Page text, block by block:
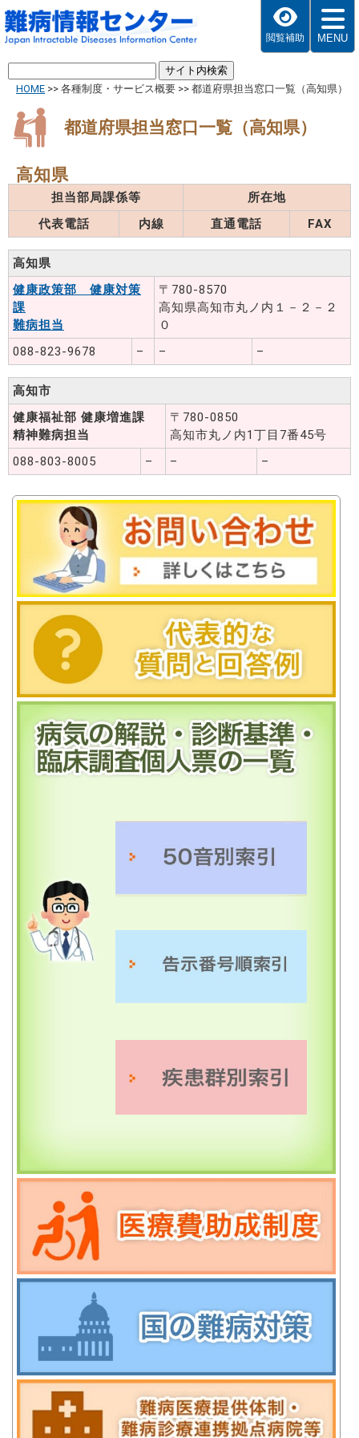
閲覧補助 MENU
HOME >> 各種制度・サービス概要 >> 都道府県担当窓口一覧（高知県）
都道府県担当窓口一覧（高知県）
高知県
担当部局課係等
所在地
代表電話
内線 直通電話 FAX
高知県
健康政策部 健康対策
課
難病担当
〒780-8570
高知県高知市丸ノ内１－２－２
０
088-823-9678
– – –
高知市
健康福祉部 健康増進課
精神難病担当
〒780-0850
高知市丸ノ内1丁目7番45号
088-803-8005
– – –